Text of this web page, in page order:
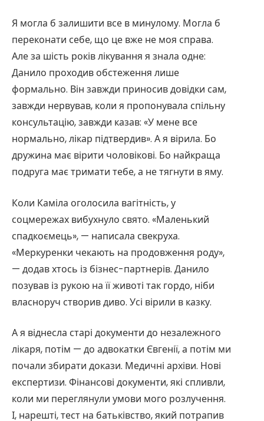
Я могла б залишити все в минулому. Могла б
переконати себе, що це вже не моя справа.
Але за шість років лікування я знала одне:
Данило проходив обстеження лише
формально. Він завжди приносив довідки сам,
завжди нервував, коли я пропонувала спільну
консультацію, завжди казав: «У мене все
нормально, лікар підтвердив». А я вірила. Бо
дружина має вірити чоловікові. Бо найкраща
подруга має тримати тебе, а не тягнути в яму.
Коли Каміла оголосила вагітність, у
соцмережах вибухнуло свято. «Маленький
спадкоємець», — написала свекруха.
«Меркуренки чекають на продовження роду»,
— додав хтось із бізнес-партнерів. Данило
позував із рукою на її животі так гордо, ніби
власноруч створив диво. Усі вірили в казку.
А я віднесла старі документи до незалежного
лікаря, потім — до адвокатки Євгенії, а потім ми
почали збирати докази. Медичні архіви. Нові
експертизи. Фінансові документи, які спливли,
коли ми переглянули умови мого розлучення.
І, нарешті, тест на батьківство, який потрапив